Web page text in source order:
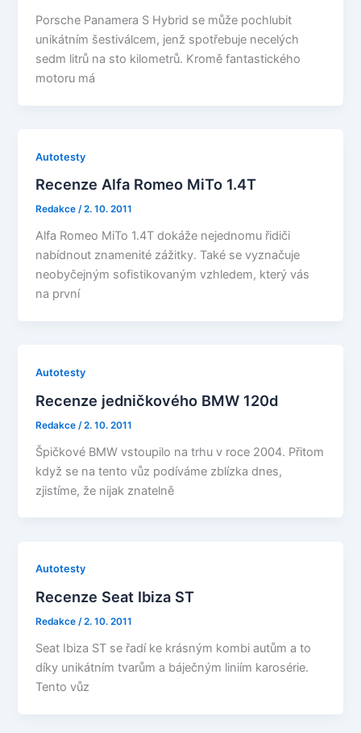
Porsche Panamera S Hybrid se může pochlubit
unikátním šestiválcem, jenž spotřebuje necelých
sedm litrů na sto kilometrů. Kromě fantastického
motoru má
Autotesty
Recenze Alfa Romeo MiTo 1.4T
Redakce/2. 10. 2011
Alfa Romeo MiTo 1.4T dokáže nejednomu řidiči
nabídnout znamenité zážitky. Také se vyznačuje
neobyčejným sofistikovaným vzhledem, který vás
na první
Autotesty
Recenze jedničkového BMW 120d
Redakce /2. 10. 2011
Špičkové BMW vstoupilo na trhu v roce 2004. Přitom
když se na tento vůz podíváme zblízka dnes,
zjistíme, že nijak znatelně
Autotesty
Recenze Seat Ibiza ST
Redakce/2. 10. 2011
Seat Ibiza ST se řadí ke krásným kombi autům a to
díky unikátním tvarům a báječným liniím karosérie.
Tento vůz